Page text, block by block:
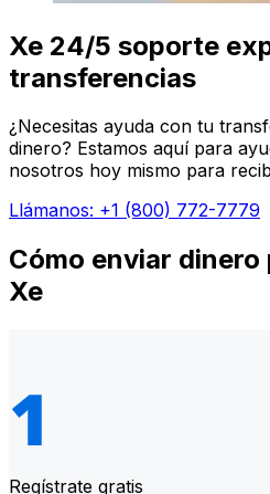
Xe 24/5 soporte
transferencias
¿Necesitas ayuda con tu
dinero? Estamos aquí para
nosotros hoy mismo para
Llámanos: +1 (800) 772-7779
Cómo enviar
Xe
Regístrate gratis